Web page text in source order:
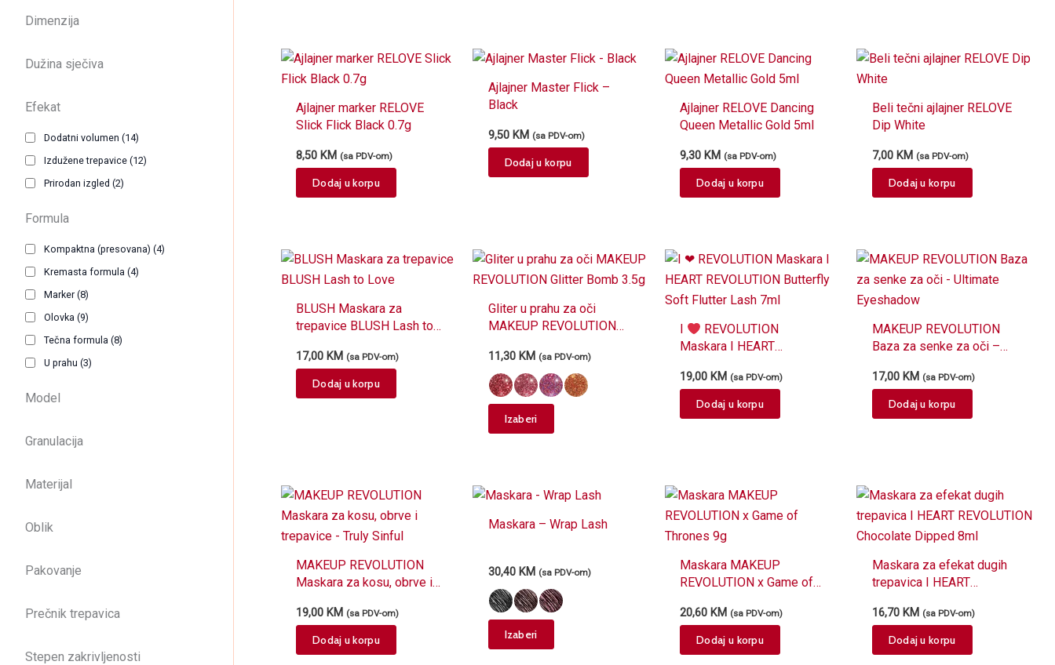
Dimenzija
Dužina sječiva
Efekat
Dodatni volumen (14)
Izdužene trepavice (12)
Prirodan izgled (2)
Formula
Kompaktna (presovana) (4)
Kremasta formula (4)
Marker (8)
Olovka (9)
Tečna formula (8)
U prahu (3)
Model
Granulacija
Materijal
Oblik
Pakovanje
Prečnik trepavica
Stepen zakrivljenosti
variants.
The
may
be
chosen
the
Ajlajner marker RELOVE
Slick Flick Black 0.7g
8,50 KM (sa PDV-om)
Dodaj u korpu
Ajlajner Master Flick –
Black
9,50 KM (sa PDV-om)
Dodaj u korpu
Ajlajner RELOVE Dancing
Queen Metallic Gold 5ml
9,30 KM (sa PDV-om)
Dodaj u korpu
Beli tečni ajlajner RELOVE
Dip White
7,00 KM (sa PDV-om)
Dodaj u korpu
BLUSH Maskara za
trepavice BLUSH Lash to
17,00 KM (sa PDV-om)
Dodaj u korpu
Gliter u prahu za oči
MAKEUP REVOLUTION
11,30 KM (sa PDV-om)
Izaberi
product
variants.
options
be
chosen
on
I
REVOLUTION
Maskara I HEART
Soft Flutter Lash 7ml
19,00 KM (sa PDV-om)
Dodaj u korpu
MAKEUP REVOLUTION
Baza za senke za oči –
17,00 KM (sa PDV-om)
Dodaj u korpu
MAKEUP REVOLUTION
Maskara za kosu, obrve i
19,00 KM (sa PDV-om)
Dodaj u korpu
Maskara – Wrap Lash
30,40 KM (sa PDV-om)
Izaberi
product
Maskara MAKEUP
REVOLUTION x Game of
20,60 KM (sa PDV-om)
Dodaj u korpu
Maskara za efekat dugih
trepavica I HEART
Dipped 8ml
16,70 KM (sa PDV-om)
Dodaj u korpu